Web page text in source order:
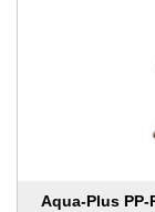
Aqua-Plus